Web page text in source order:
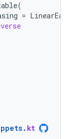
(
=
. kt